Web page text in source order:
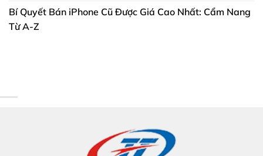
Bí Quyết Bán iPhone Cũ Được Giá Cao Nhất: Cẩm Nang
Từ A-Z